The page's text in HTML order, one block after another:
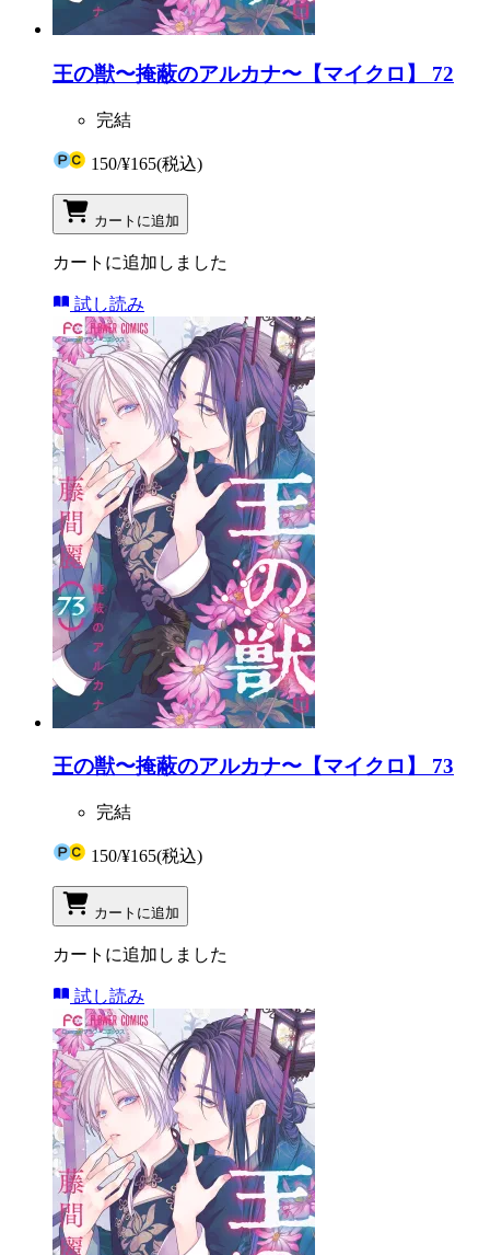
王の獣〜掩蔽のアルカナ〜【マイクロ】 72
完結
150/¥165(税込)
カートに追加
カートに追加しました
試し読み
王の獣〜掩蔽のアルカナ〜【マイクロ】 73
完結
150/¥165(税込)
カートに追加
カートに追加しました
試し読み